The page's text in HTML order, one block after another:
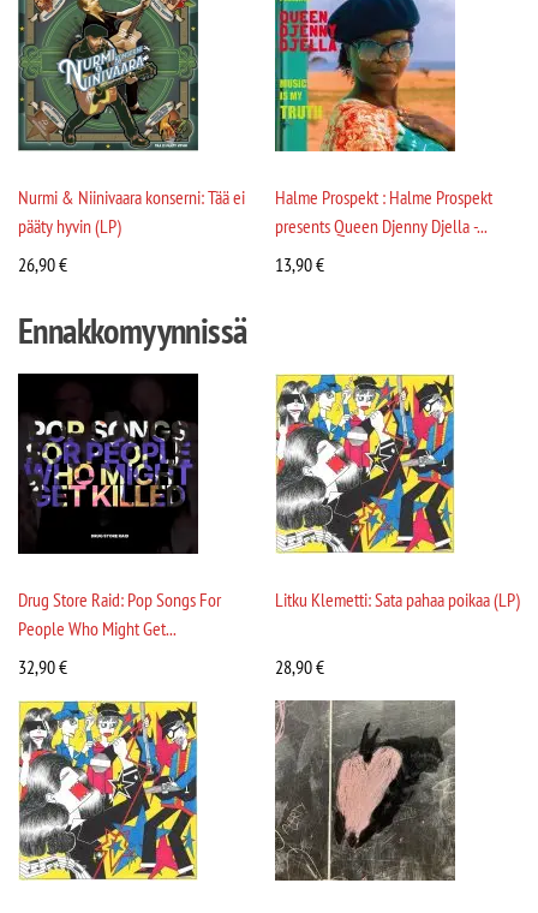
Nurmi & Niinivaara konserni: Tää ei
pääty hyvin (LP)
26,90€
Halme Prospekt : Halme Prospekt
presents Queen Djenny Djella -...
13,90€
Ennakkomyynnissä
Drug Store Raid: Pop Songs For
People Who Might Get...
32,90€
Litku Klemetti: Sata pahaa poikaa (LP)
28,90€